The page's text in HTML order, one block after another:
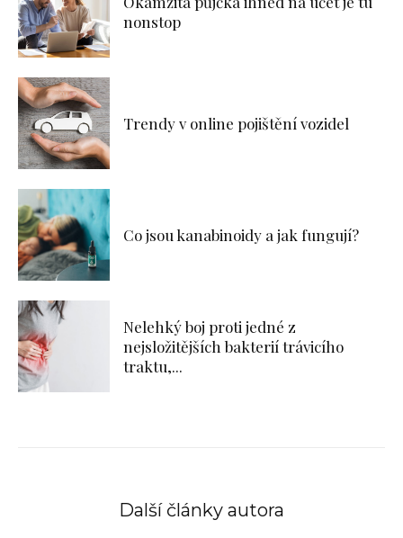
nonstop
Trendy v online pojištění vozidel
Co jsou kanabinoidy a jak fungují?
Nelehký boj proti jedné z
nejsložitějších bakterií trávicího
traktu,...
Další články autora